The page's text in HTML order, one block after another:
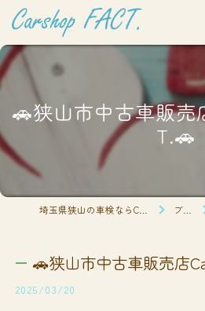
🚗狭山市中古車販売
T.🚗
ブログ
🚗狭山市中古車販売店
2025/03/20